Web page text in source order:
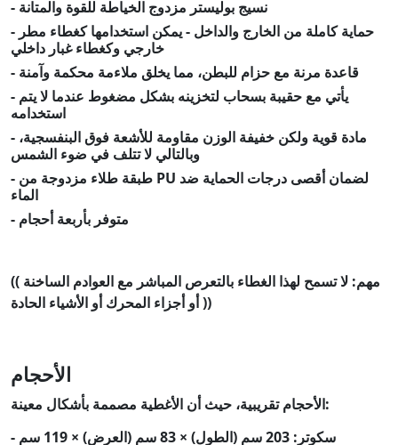
- حماية كاملة من الخارج والداخل - يمكن استخدامها كغطاء مطر
- يأتي مع حقيبة بسحاب لتخزينه بشكل مضغوط عندما لا يتم
- مادة قوية ولكن خفيفة الوزن مقاومة للأشعة فوق البنفسجية،
- طبقة طلاء مزدوجة من PU لضمان أقصى درجات الحماية ضد
(( مهم: لا تسمح لهذا الغطاء بالتعرص المباشر مع العوادم الساخنة
أو أجزاء المحرك أو الأشياء الحادة ))
الأحجام تقريبية، حيث أن الأغطية مصممة بأشكال معينة:
- سكوتر: 203 سم (الطول) × 83 سم (العرض) × 119 سم